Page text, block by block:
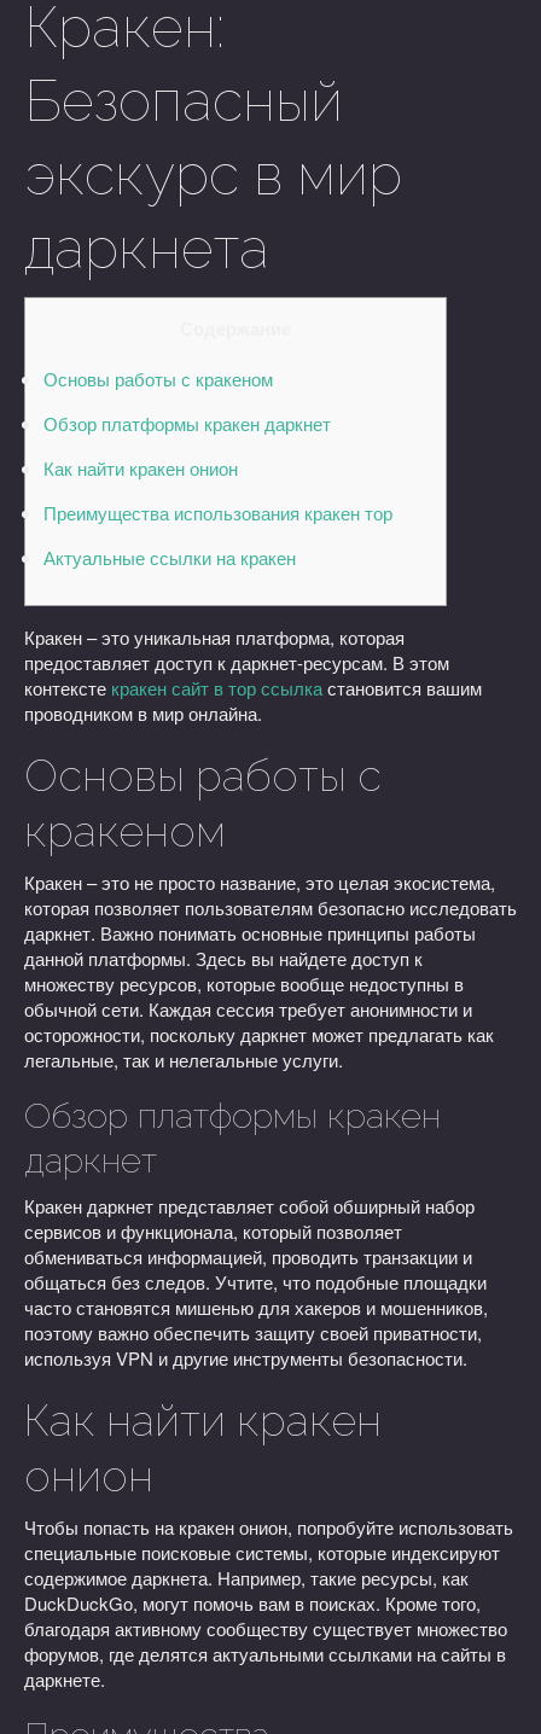
Кракен:
Безопасный
экскурс в мир
даркнета
Основы работы с кракеном
Обзор платформы кракен даркнет
Как найти кракен онион
Преимущества использования кракен тор
Актуальные ссылки на кракен
Кракен – это уникальная платформа, которая
предоставляет доступ к даркнет-ресурсам. В этом
контексте кракен сайт в тор ссылкастановится вашим
проводником в мир онлайна.
Основы работы с
кракеном
Кракен – это не просто название, это целая экосистема,
которая позволяет пользователям безопасно исследовать
даркнет. Важно понимать основные принципы работы
данной платформы. Здесь вы найдете доступ к
множеству ресурсов, которые вообще недоступны в
обычной сети. Каждая сессия требует анонимности и
осторожности, поскольку даркнет может предлагать как
легальные, так и нелегальные услуги.
Обзор платформы кракен
даркнет
Кракен даркнет представляет собой обширный набор
сервисов и функционала, который позволяет
обмениваться информацией, проводить транзакции и
общаться без следов. Учтите, что подобные площадки
часто становятся мишенью для хакеров и мошенников,
поэтому важно обеспечить защиту своей приватности,
используя VPN и другие инструменты безопасности.
Как найти кракен
онион
Чтобы попасть на кракен онион, попробуйте использовать
специальные поисковые системы, которые индексируют
содержимое даркнета. Например, такие ресурсы, как
DuckDuckGo, могут помочь вам в поисках. Кроме того,
благодаря активному сообществу существует множество
форумов, где делятся актуальными ссылками на сайты в
даркнете.